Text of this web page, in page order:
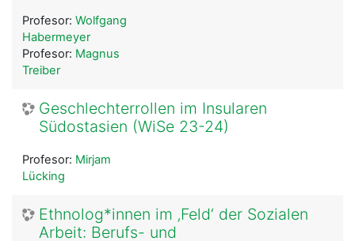
Profesor: Wolfgang
Habermeyer
Profesor: Magnus
Treiber
Geschlechterrollen im Insularen
Südostasien (WiSe 23-24)
Profesor: Mirjam
Lücking
Ethnolog*innen im ‚Feld‘ der Sozialen
Arbeit: Berufs- und